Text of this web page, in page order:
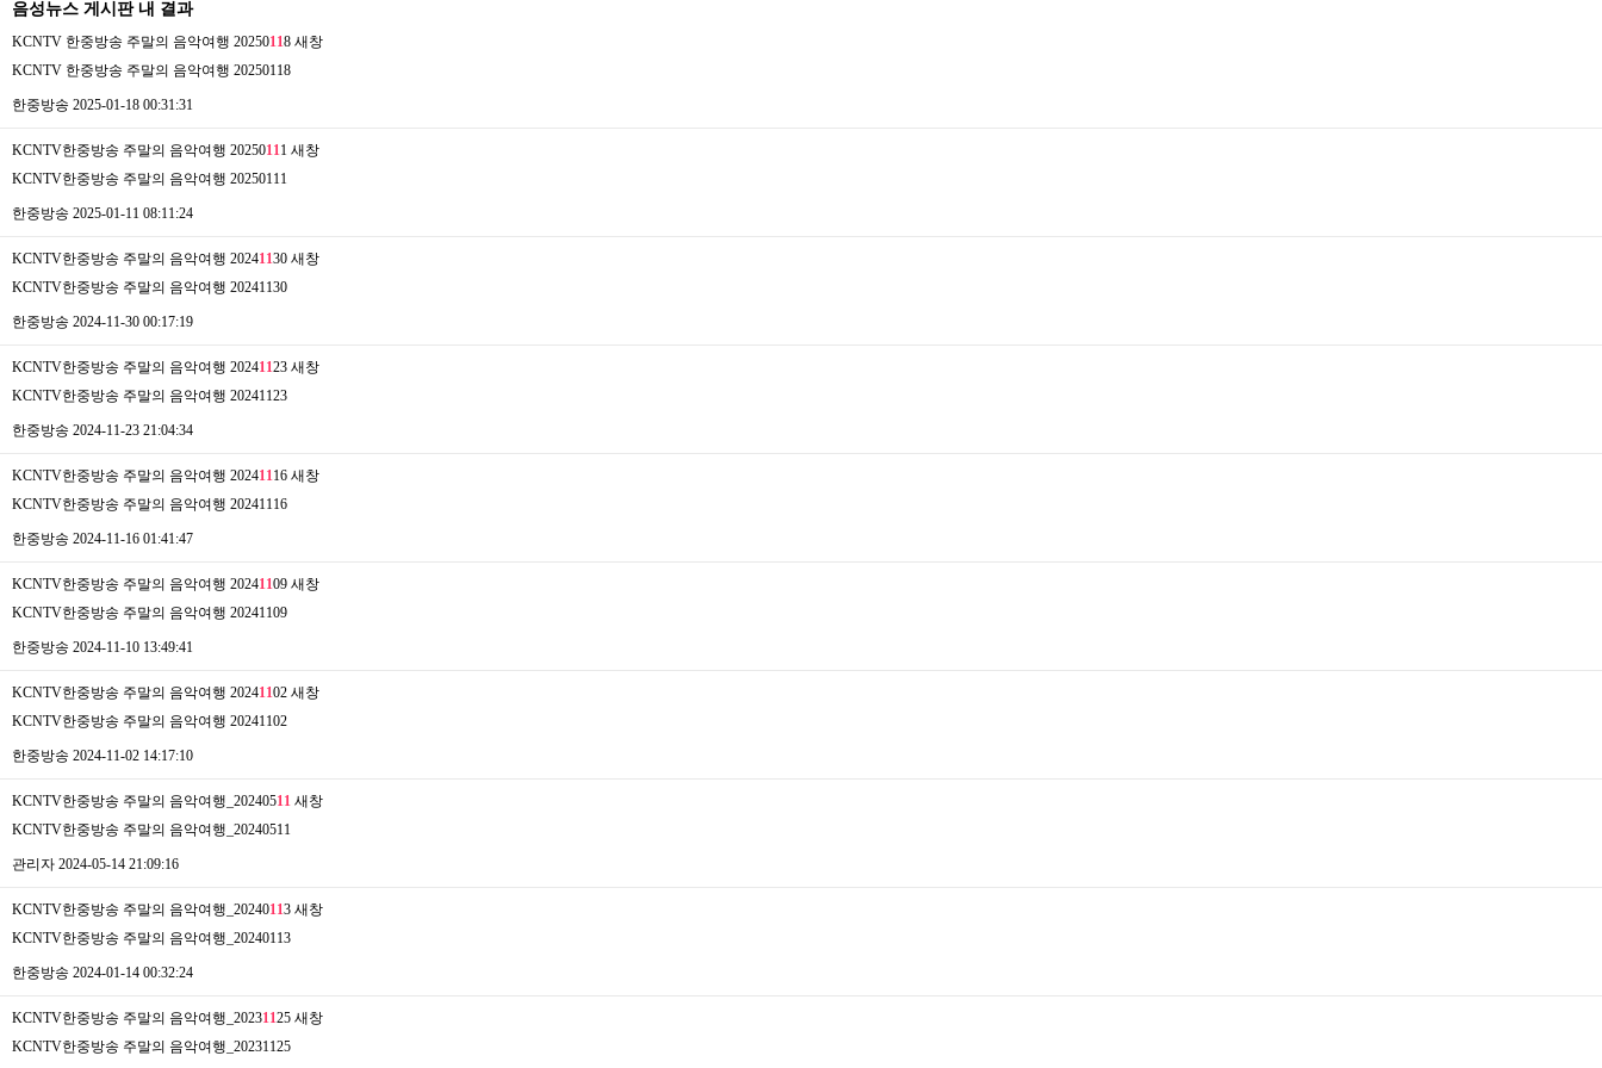
음성뉴스 게시판 내 결과
KCNTV 한중방송 주말의 음악여행 20250118 새창
KCNTV 한중방송 주말의 음악여행 20250118
한중방송 2025-01-18 00:31:31
KCNTV한중방송 주말의 음악여행 2025011 1 새창
KCNTV한중방송 주말의 음악여행 20250111
한중방송 2025-01-11 08:11:24
KCNTV한중방송 주말의 음악여행 20241130 새창
KCNTV한중방송 주말의 음악여행 20241130
한중방송 2024-11-30 00:17:19
KCNTV한중방송 주말의 음악여행 20241123 새창
KCNTV한중방송 주말의 음악여행 20241123
한중방송 2024-11-23 21:04:34
KCNTV한중방송 주말의 음악여행 202411 16 새창
KCNTV한중방송 주말의 음악여행 20241116
한중방송 2024-11-16 01:41:47
KCNTV한중방송 주말의 음악여행 20241109 새창
KCNTV한중방송 주말의 음악여행 20241109
한중방송 2024-11-10 13:49:41
KCNTV한중방송 주말의 음악여행 20241102 새창
KCNTV한중방송 주말의 음악여행 20241102
한중방송 2024-11-02 14:17:10
KCNTV한중방송 주말의 음악여행_20240511 새창
KCNTV한중방송 주말의 음악여행_20240511
관리자 2024-05-14 21:09:16
KCNTV한중방송 주말의 음악여행_20240113 새창
KCNTV한중방송 주말의 음악여행_20240113
한중방송 2024-01-14 00:32:24
KCNTV한중방송 주말의 음악여행_20231125 새창
KCNTV한중방송 주말의 음악여행_20231125